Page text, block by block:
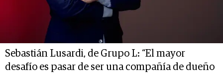
Sebastián Lusardi, de Grupo L: “El mayor
desafío es pasar de ser una compañía de dueño